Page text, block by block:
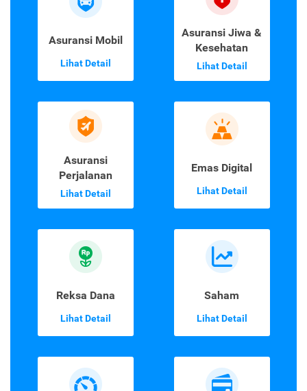
Asuransi Mobil
Lihat Detail
Asuransi Jiwa &
Kesehatan
Lihat Detail
Asuransi
Perjalanan
Lihat Detail
Emas Digital
Lihat Detail
Reksa Dana
Lihat Detail
Saham
Lihat Detail